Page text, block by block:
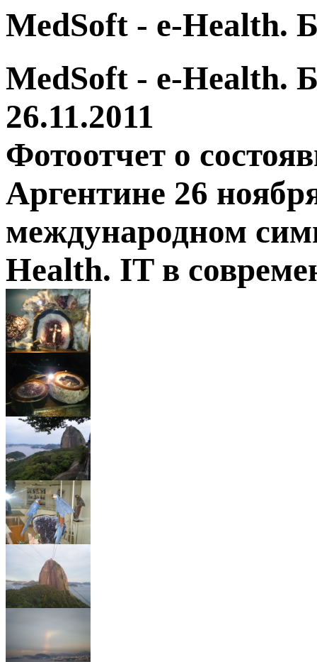
MedSoft - e-Health.
MedSoft - e-Health.
26.11.2011
Фотоотчет о
Аргентине 26
международном
Health. IT в